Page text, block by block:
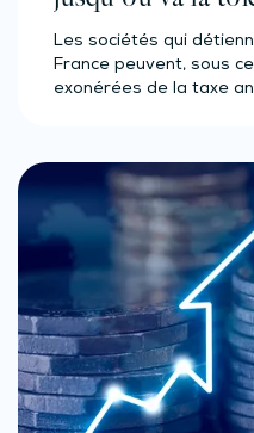
l'administration ?
Les sociétés qui
France peuvent, sous
exonérées de la taxe